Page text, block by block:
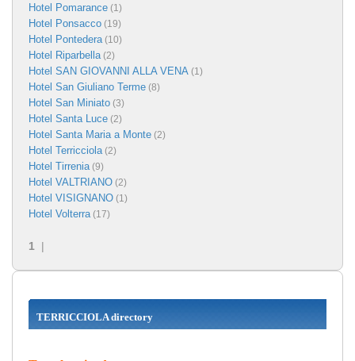
Hotel Pomarance (1)
Hotel Ponsacco (19)
Hotel Pontedera(10)
Hotel Riparbella(2)
Hotel SAN GIOVANNI ALLA VENA (1)
Hotel San Giuliano Terme (8)
Hotel San Miniato (3)
Hotel Santa Luce (2)
Hotel Santa Maria a Monte (2)
Hotel Terricciola(2)
Hotel Tirrenia(9)
Hotel VALTRIANO (2)
Hotel VISIGNANO (1)
Hotel Volterra(17)
1 |
TERRICCIOLA directory